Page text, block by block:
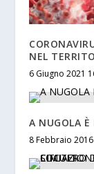
NEL
6 Giugno 2021
A NUGOLA È
8 Febbraio